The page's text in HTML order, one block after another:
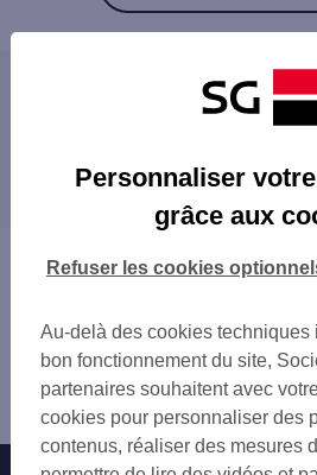
Les distributeurs/automates
PARIS PLACE LEVIS
PARIS PLACE PEREIRE
PARIS 3 PL DU MAL JUIN
PARIS BATIGNOLLES
PARIS PARC MONCEAU
PARIS NIEL
PARIS EUROPE
PARIS 6 PL DES TERNES
proximité
LEVALLOIS-PERRET
NEUILLY-SUR-SEINE
PARIS
COURBEVOIE
ASNIÈRES-SUR-SEINE
BOIS-COLOMBES
PUTEAUX
Vous êtes ici : Accueil
Paris 17ème
Distributeur/automate PARIS
Personnaliser
grâce aux
Au-delà des cookies techniques
bon fonctionnement du site,
partenaires souhaitent avec
cookies pour personnaliser des
contenus, réaliser des mesures
Refuser les cookies